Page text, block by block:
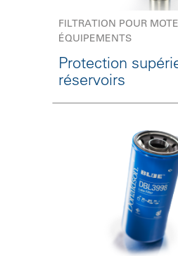
FILTRATION POUR
ÉQUIPEMENTS
Protection
réservoirs